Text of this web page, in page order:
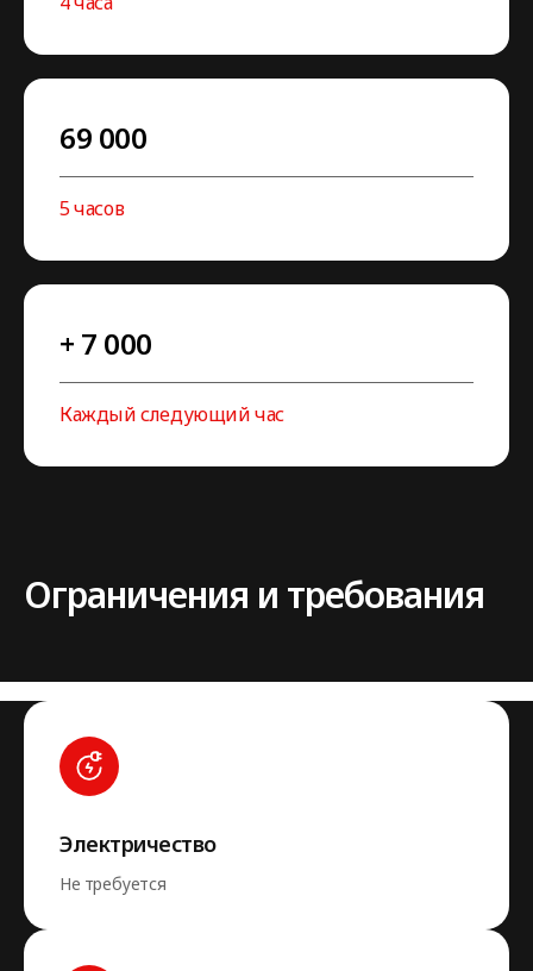
69 000
5 часов
+ 7 000
Каждый следующий час
Ограничения и требования
Электричество
Не требуется